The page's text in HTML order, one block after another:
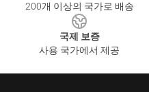
200개 이상의 국가로 배송
국제 보증
사용 국가에서 제공